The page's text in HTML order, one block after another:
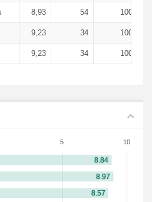
8,93 54 100,00 %
9,23 34 100,00 %
9,23 34 100,00 %
5 10